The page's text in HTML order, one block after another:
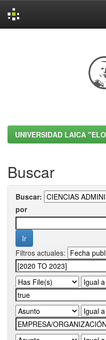
UNIVERSIDAD LAICA
Buscar
Buscar:
por
Filtros actuales: